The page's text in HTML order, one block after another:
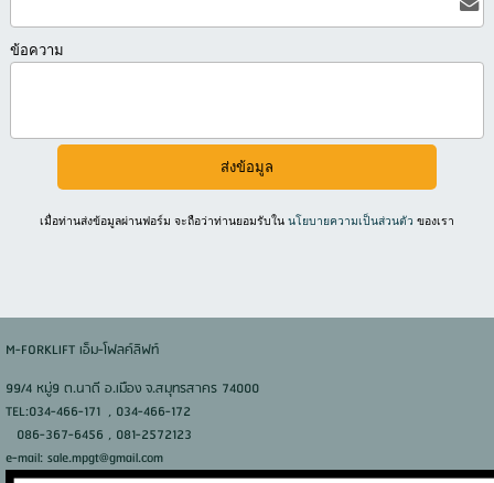
ข้อความ
เมื่อท่านส่งข้อมูลผ่านฟอร์ม จะถือว่าท่านยอมรับในนโยบายความเป็นส่วนตัว ของเรา
M-FORKLIFT เอ็ม-โฟลค์ลิฟท์
99/4 หมู่9 ต.นาดี อ.เมือง จ.สมุทรสาคร 74000
TEL:034-466-171 , 034-466-172
086-367-6456 , 081-2572123
e-mail: sale.mpgt@gmail.com